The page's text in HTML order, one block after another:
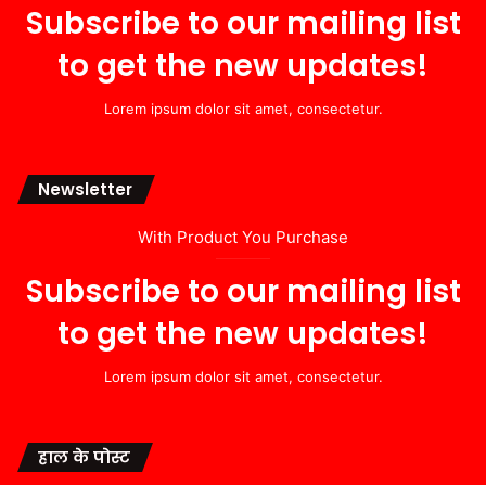
Subscribe to our mailing list
to get the new updates!
Lorem ipsum dolor sit amet, consectetur.
Newsletter
With Product You Purchase
Subscribe to our mailing list
to get the new updates!
Lorem ipsum dolor sit amet, consectetur.
हाल के पोस्ट